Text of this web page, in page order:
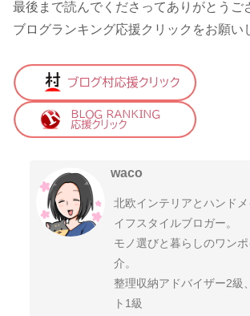
最後まで読んでくださってありがとうご
ブログランキング応援クリックをお願い
waco
北欧インテリアとハンド
イフスタイルブロガー。
モノ選びと暮らしのワン
介。
整理収納アドバイザー2級
ト1級